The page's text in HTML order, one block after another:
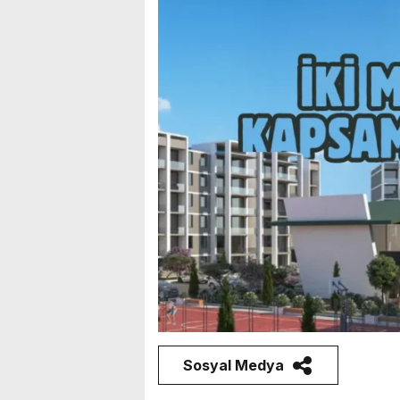
Sosyal Medya